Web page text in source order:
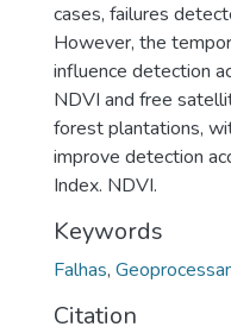
cases, failures
However, the
influence detection
NDVI and free
forest plantations,
improve detection
Index. NDVI.
Keywords
Falhas,
Citation